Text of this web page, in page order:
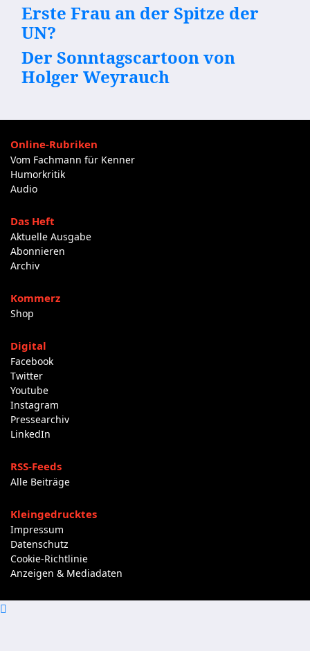
Erste Frau an der Spitze der
UN?
Der Sonntagscartoon von
Holger Weyrauch
Online-Rubriken
Vom Fachmann für Kenner
Humorkritik
Audio
Das Heft
Aktuelle Ausgabe
Abonnieren
Archiv
Kommerz
Shop
Digital
Facebook
Twitter
Youtube
Instagram
Pressearchiv
LinkedIn
RSS-Feeds
Alle Beiträge
Kleingedrucktes
Impressum
Datenschutz
Cookie-Richtlinie
Anzeigen & Mediadaten